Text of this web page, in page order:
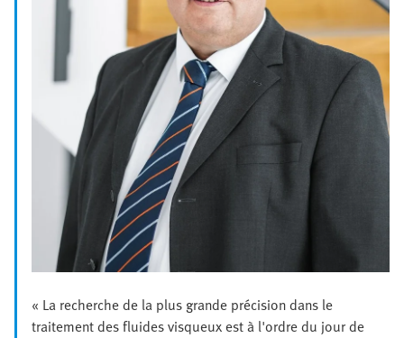
« La recherche de la plus grande précision dans le
traitement des fluides visqueux est à l'ordre du jour de